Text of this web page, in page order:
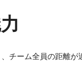
チーム全員の距離